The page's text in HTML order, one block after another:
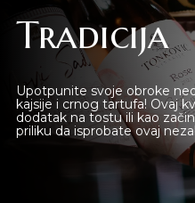
Tradicija
Upotpunite svoje obroke
kajsije i crnog tartufa! Ovaj
dodatak na tostu ili kao
priliku da isprobate ovaj